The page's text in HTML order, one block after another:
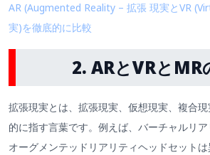
AR (Augmented Reality – 拡張 現実とVR
実)を徹底的に比較
2. ARとVRとMR
拡張現実とは、拡張現実、仮想現実、複合
的に指す言葉です。例えば、バーチャルリ
オーグメンテッドリアリティヘッドセット